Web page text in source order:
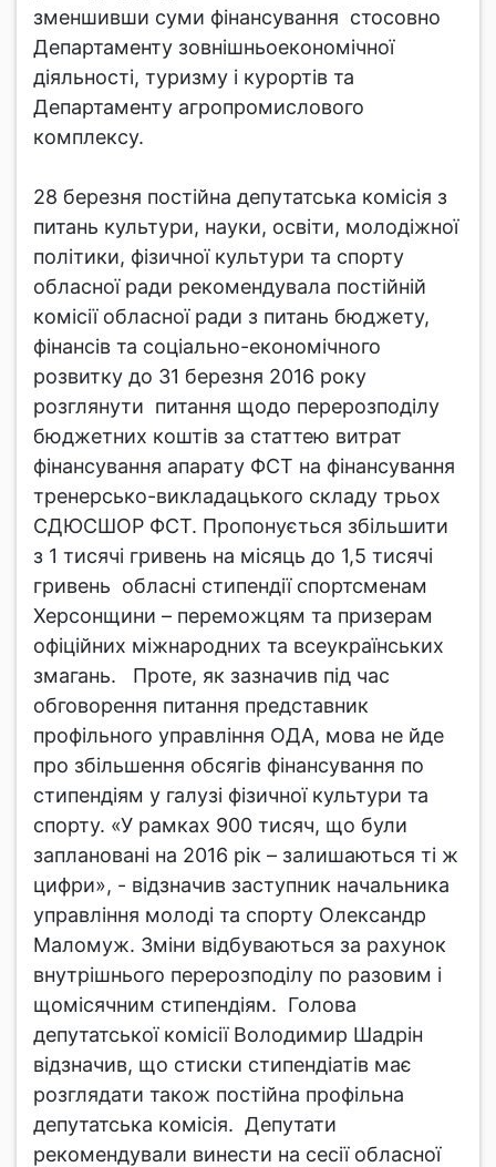
зменшивши суми фінансування стосовно
Департаменту зовнішньоекономічної
діяльності, туризму і курортів та
Департаменту агропромислового
комплексу.
28 березня постійна депутатська комісія з
питань культури, науки, освіти, молодіжної
політики, фізичної культури та спорту
обласної ради рекомендувала постійній
комісії обласної ради з питань бюджету,
фінансів та соціально-економічного
розвитку до 31 березня 2016 року
розглянути питання щодо перерозподілу
бюджетних коштів за статтею витрат
фінансування апарату ФСТ на фінансування
тренерсько-викладацького складу трьох
СДЮСШОР ФСТ. Пропонується збільшити
з 1 тисячі гривень на місяць до 1,5 тисячі
гривень обласні стипендії спортсменам
Херсонщини – переможцям та призерам
офіційних міжнародних та всеукраїнських
змагань. Проте, як зазначив під час
обговорення питання представник
профільного управління ОДА, мова не йде
про збільшення обсягів фінансування по
стипендіям у галузі фізичної культури та
спорту. «У рамках 900 тисяч, що були
заплановані на 2016 рік – залишаються ті ж
цифри», - відзначив заступник начальника
управління молоді та спорту Олександр
Маломуж. Зміни відбуваються за рахунок
внутрішнього перерозподілу по разовим і
щомісячним стипендіям. Голова
депутатської комісії Володимир Шадрін
відзначив, що стиски стипендіатів має
розглядати також постійна профільна
депутатська комісія. Депутати
рекомендували винести на сесії обласної